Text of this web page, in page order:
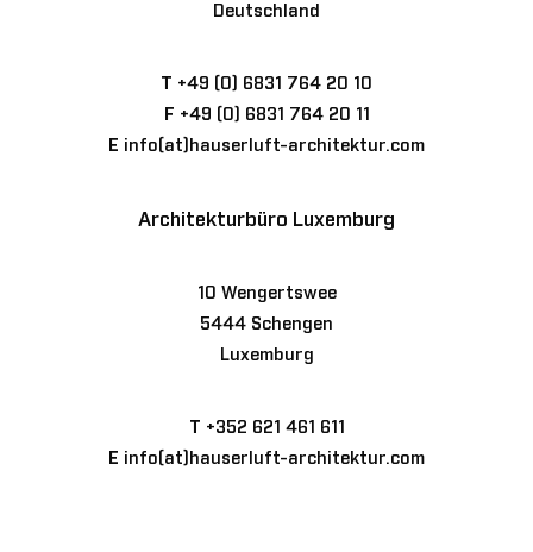
Deutschland
T +49 (0) 6831 764 20 10
F +49 (0) 6831 764 20 11
E info(at)hauserluft-architektur.com
Architekturbüro Luxemburg
10 Wengertswee
5444 Schengen
Luxemburg
T +352 621 461 611
E info(at)hauserluft-architektur.com